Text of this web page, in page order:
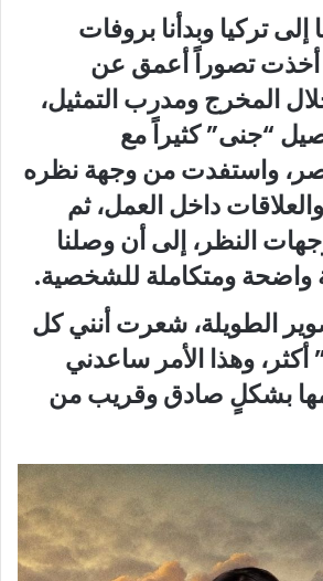
إلى تركيا وبدأنا بروفات
أخذت تصوراً أعمق عن
المخرج ومدرب التمثيل،
“جنى” كثيراً مع
واستفدت من وجهة نظره
داخل العمل، ثم
النظر، إلى أن وصلنا
واضحة ومتكاملة للشخصية.
الطويلة، شعرت أنني كل
وهذا الأمر ساعدني
بشكلٍ صادق وقريب من